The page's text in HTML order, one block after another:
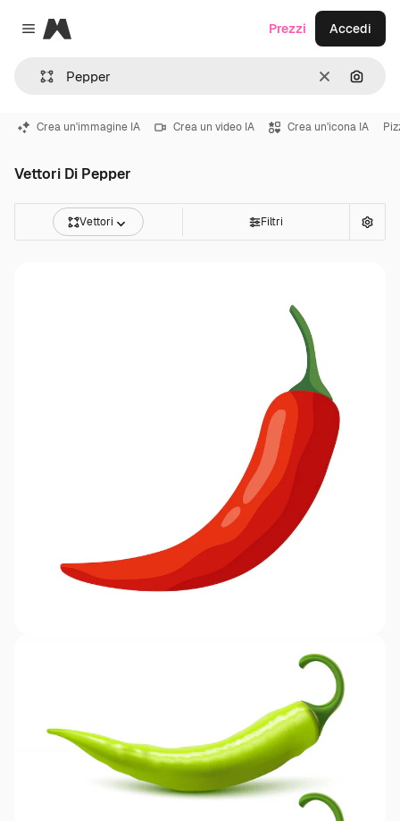
Close menu
Magnific
CancellaCerca
Prezzi Accedi
Crea un'immagine IA Crea un video IA Crea un'icona IA
Vettori Di Pepper
Vettori Filtri